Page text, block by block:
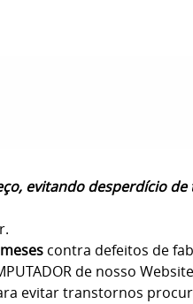
evitando desperdício de
contra defeitos de
de nosso
evitar transtornos